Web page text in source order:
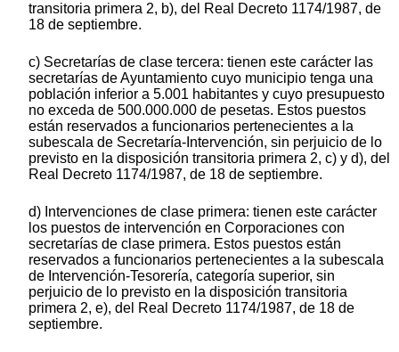
transitoria primera 2, b), del Real Decreto 1174/1987, de
18 de septiembre.
c) Secretarías de clase tercera: tienen este carácter las
secretarías de Ayuntamiento cuyo municipio tenga una
población inferior a 5.001 habitantes y cuyo presupuesto
no exceda de 500.000.000 de pesetas. Estos puestos
están reservados a funcionarios pertenecientes a la
subescala de Secretaría-Intervención, sin perjuicio de lo
previsto en la disposición transitoria primera 2, c) y d), del
Real Decreto 1174/1987, de 18 de septiembre.
d) Intervenciones de clase primera: tienen este carácter
los puestos de intervención en Corporaciones con
secretarías de clase primera. Estos puestos están
reservados a funcionarios pertenecientes a la subescala
de Intervención-Tesorería, categoría superior, sin
perjuicio de lo previsto en la disposición transitoria
primera 2, e), del Real Decreto 1174/1987, de 18 de
septiembre.